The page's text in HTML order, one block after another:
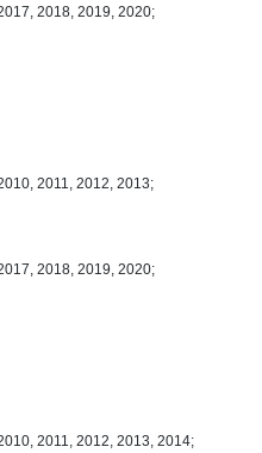
2018, 2019, 2020;
2011, 2012, 2013;
2018, 2019, 2020;
2011, 2012, 2013, 2014;